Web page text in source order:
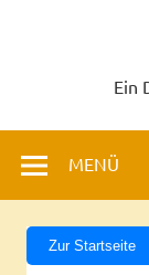
Ein
MENÜ
Zur Startseite